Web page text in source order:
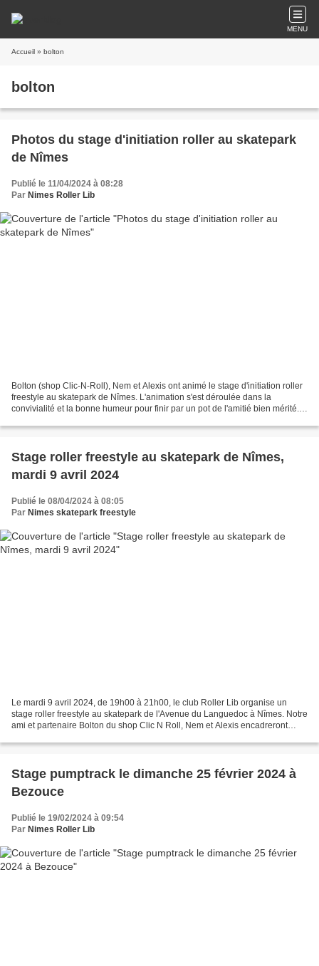
MENU
Accueil » bolton
bolton
Photos du stage d'initiation roller au skatepark
de Nîmes
Publié le 11/04/2024 à 08:28
Par Nimes Roller Lib
Bolton (shop Clic-N-Roll), Nem et Alexis ont animé le stage d'initiation roller
freestyle au skatepark de Nîmes. L'animation s'est déroulée dans la
convivialité et la bonne humeur pour finir par un pot de l'amitié bien mérité.
Stage roller freestyle au skatepark de Nîmes,
mardi 9 avril 2024
Publié le 08/04/2024 à 08:05
Par Nimes skatepark freestyle
Le mardi 9 avril 2024, de 19h00 à 21h00, le club Roller Lib organise un
stage roller freestyle au skatepark de l'Avenue du Languedoc à Nîmes. Notre
ami et partenaire Bolton du shop Clic N Roll, Nem et Alexis encadreront
Stage pumptrack le dimanche 25 février 2024 à
Bezouce
Publié le 19/02/2024 à 09:54
Par Nimes Roller Lib